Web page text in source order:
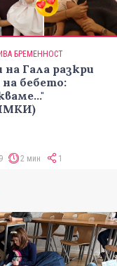
БРЕМЕННОСТ
на Гала разкри
на бебето:
2 мин 1